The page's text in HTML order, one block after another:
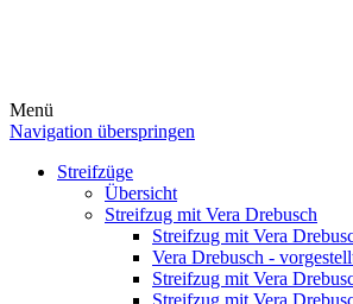
Menü
Navigation überspringen
Streifzüge
Übersicht
Streifzug mit Vera Drebusch
Streifzug mit Vera
Vera Drebusch -
Streifzug mit Vera
Streifzug mit Vera